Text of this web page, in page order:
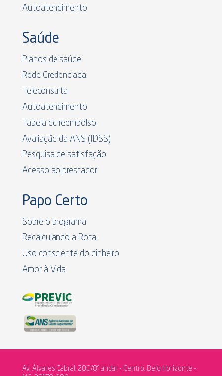
Autoatendimento
Saúde
Planos de saúde
Rede Credenciada
Teleconsulta
Autoatendimento
Tabela de reembolso
Avaliação da ANS (IDSS)
Pesquisa de satisfação
Acesso ao prestador
Papo Certo
Sobre o programa
Recalculando a Rota
Uso consciente do dinheiro
Amor à Vida
Av. Álvares Cabral, 200/8º andar - Centro, Belo Horizonte -